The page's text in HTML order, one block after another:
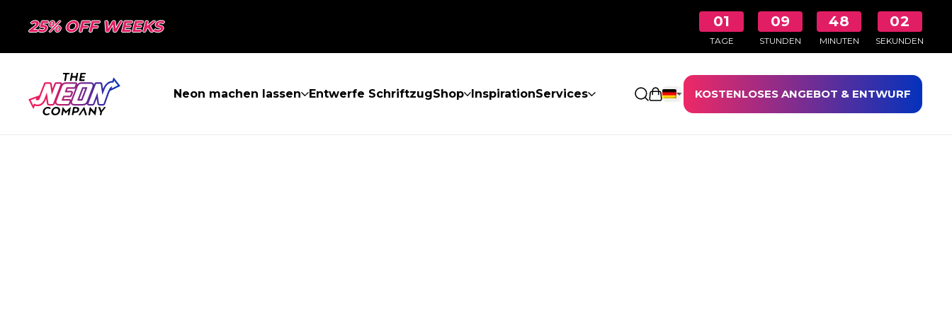
25% OFF WEEKS 01
TAGE
09
STUNDEN
48
MINUTEN
02
SEKUNDEN
Neon machen lassen Entwerfe SchriftzugShop InspirationServices Einkaufswagen öffnen
KOSTENLOSES ANGEBOT & ENTWURF